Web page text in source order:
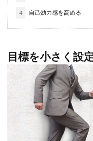
4 自己効力感を高める
目標を小さく設